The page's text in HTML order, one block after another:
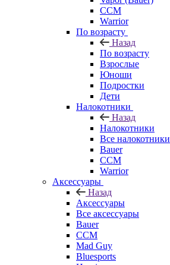
CCM
Warrior
По возрасту
Назад
По возрасту
Взрослые
Юноши
Подростки
Дети
Налокотники
Назад
Налокотники
Все налокотники
Bauer
CCM
Warrior
Аксессуары
Назад
Аксессуары
Все аксессуары
Bauer
CCM
Mad Guy
Bluesports